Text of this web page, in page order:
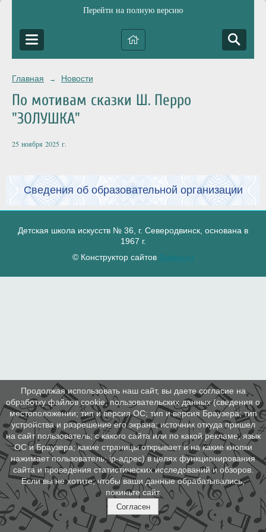
Перейти на полную версию
Главная → Новости
По мотивам сказки Ш. Перро
"ЗОЛУШКА"
25 ноября 2025 г.
Сведения об образовательной организации
Детская школа искусств № 36, г. Северодвинск, основана в
1967 г.
© Конструктор сайтов Nubex.ru
Продолжая использовать наш сайт, вы даете согласие на
обработку файлов cookie, пользовательских данных (сведения о
местоположении; тип и версия ОС; тип и версия Браузера; тип
устройства и разрешение его экрана; источник откуда пришел
на сайт пользователь; с какого сайта или по какой рекламе; язык
ОС и Браузера; какие страницы открывает и на какие кнопки
нажимает пользователь; ip-адрес) в целях функционирования
сайта и проведения статистических исследований и обзоров.
Если вы не хотите, чтобы ваши данные обрабатывались,
покиньте сайт.
Согласен